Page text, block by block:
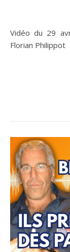
Vidéo du 29 avril 2026 (durée 15 min) : Source YT de
Florian Philippot